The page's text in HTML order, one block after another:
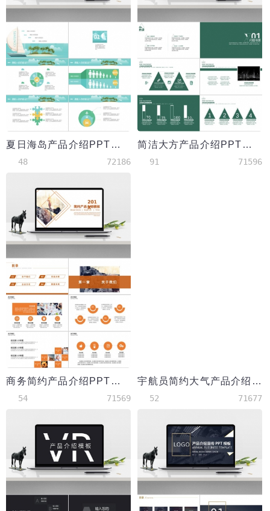
夏日海岛产品介绍PPT模板
48 72186
简洁大方产品介绍PPT模板
91 71596
商务简约产品介绍PPT模板
54 71569
宇航员简约大气产品介绍PPT模板
52 71677